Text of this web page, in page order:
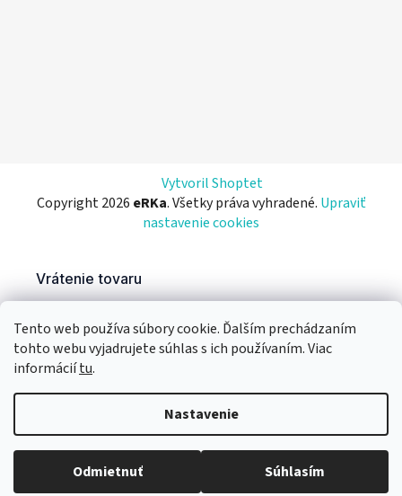
Tento web používa súbory cookie. Ďalším prechádzaním
tohto webu vyjadrujete súhlas s ich používaním. Viac
informáciítu.
Nastavenie
Odmietnuť Súhlasím
Vytvoril Shoptet
Copyright 2026 eRKa. Všetky práva vyhradené. Upraviť
nastavenie cookies